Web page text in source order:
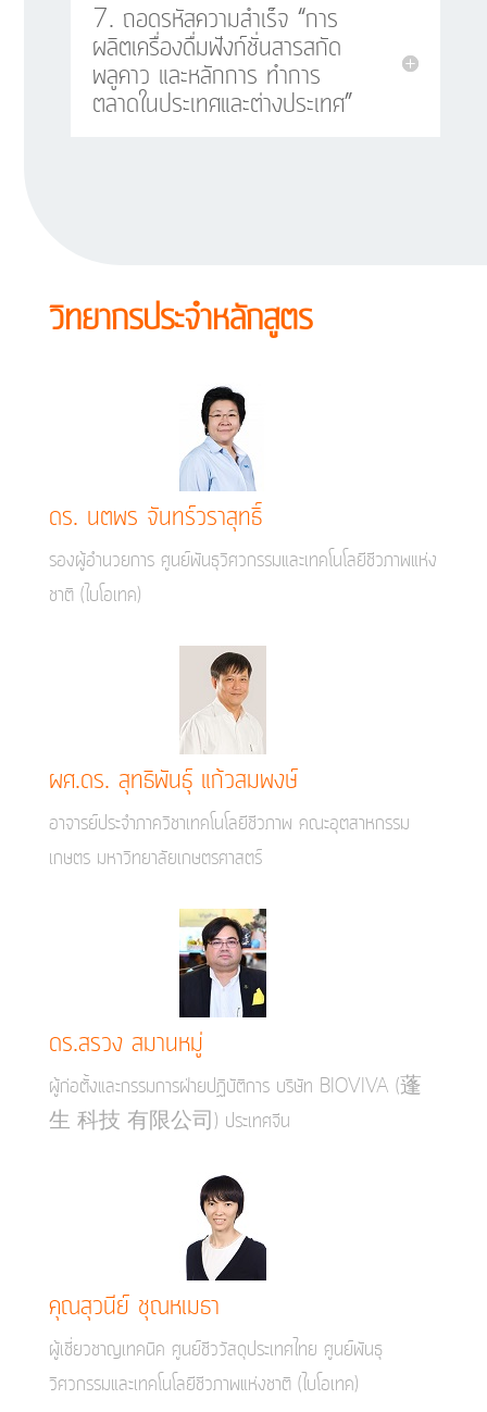
7. ถอดรหัสความสำเร็จ “การ
ผลิตเครื่องดื่มฟังก์ชั่นสารสกัด
พลูคาว และหลักการ ทำการ
ตลาดในประเทศและต่างประเทศ”
วิทยากรประจำหลักสูตร
ดร. นตพร จันทร์วราสุทธิ์
รองผู้อำนวยการ ศูนย์พันธุวิศวกรรมและเทคโนโลยีชีวภาพแห่ง
ชาติ (ไบโอเทค)
ผศ.ดร. สุทธิพันธุ์ แก้วสมพงษ์
อาจารย์ประจำภาควิชาเทคโนโลยีชีวภาพ คณะอุตสาหกรรม
เกษตร มหาวิทยาลัยเกษตรศาสตร์
ดร.สรวง สมานหมู่
ผู้ก่อตั้งและกรรมการฝ่ายปฏิบัติการ บริษัท BIOVIVA (蓬
生 科技 有限公司) ประเทศจีน
คุณสุวนีย์ ชุณหเมธา
ผู้เชี่ยวชาญเทคนิค ศูนย์ชีววัสดุประเทศไทย ศูนย์พันธุ
วิศวกรรมและเทคโนโลยีชีวภาพแห่งชาติ (ไบโอเทค)